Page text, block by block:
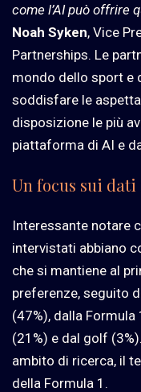
come l’AI può offrire
Noah Syken, Vice
Partnerships. Le
mondo dello sport e
soddisfare le
disposizione le più
piattaforma di AI e
Un focus sui
Interessante notare
intervistati abbiano
che si mantiene al
preferenze, seguito
(47%), dalla
(21%) e dal golf
ambito di ricerca, il
della Formula 1.